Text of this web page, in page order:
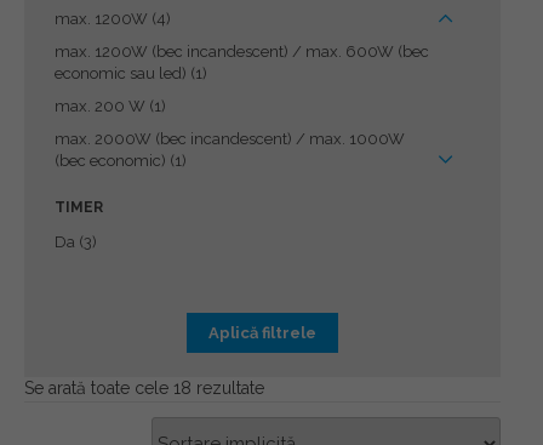
max. 1200W (4)
max. 1200W (bec incandescent) / max. 600W (bec
economic sau led) (1)
max. 200 W (1)
max. 2000W (bec incandescent) / max. 1000W
(bec economic) (1)
TIMER
Da (3)
Aplică filtrele
Se arată toate cele 18 rezultate